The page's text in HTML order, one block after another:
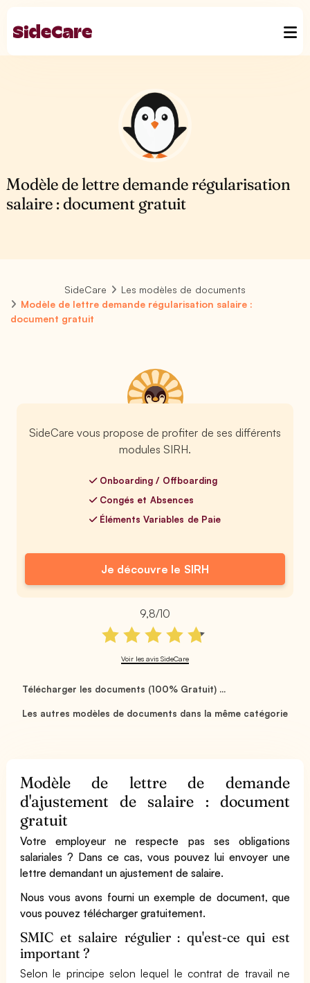
Modèle de lettre demande régularisation
salaire : document gratuit
SideCare
Les modèles de documents
Modèle de lettre demande régularisation salaire :
document gratuit
SideCare vous propose de profiter de ses différents
modules SIRH.
Onboarding / Offboarding
Congés et Absences
Éléments Variables de Paie
Je découvre le SIRH
9,8/10
Voir les avis SideCare
Télécharger les documents (100% Gratuit) ...
Les autres modèles de documents dans la même catégorie
Modèle de lettre de demande
d'ajustement de salaire : document
gratuit
Votre employeur ne respecte pas ses obligations
salariales ? Dans ce cas, vous pouvez lui envoyer une
lettre demandant un ajustement de salaire.
Nous vous avons fourni un exemple de document, que
vous pouvez télécharger gratuitement.
SMIC et salaire régulier : qu'est-ce qui est
important ?
Selon le principe selon lequel le contrat de travail ne